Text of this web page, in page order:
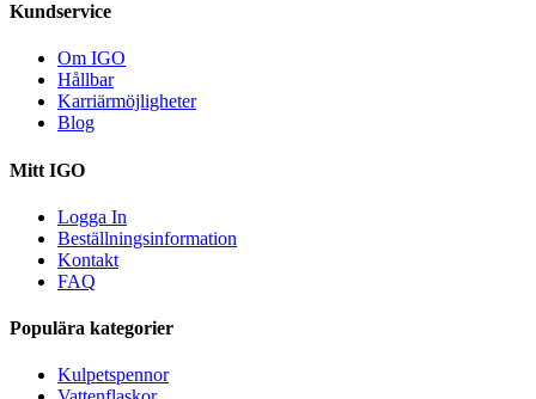
Kundservice
Om IGO
Hållbar
Karriärmöjligheter
Blog
Mitt IGO
Logga In
Beställningsinformation
Kontakt
FAQ
Populära kategorier
Kulpetspennor